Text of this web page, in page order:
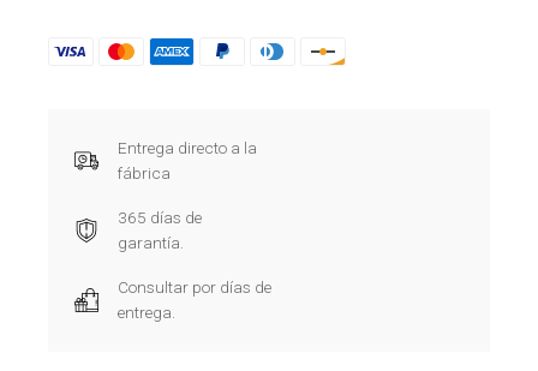
Entrega directo a la
fábrica
365 días de
garantía.
Consultar por días de
entrega.